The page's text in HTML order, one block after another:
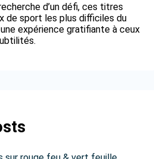
d’un défi, ces titres
de sport les plus difficiles du
expérience gratifiante à ceux